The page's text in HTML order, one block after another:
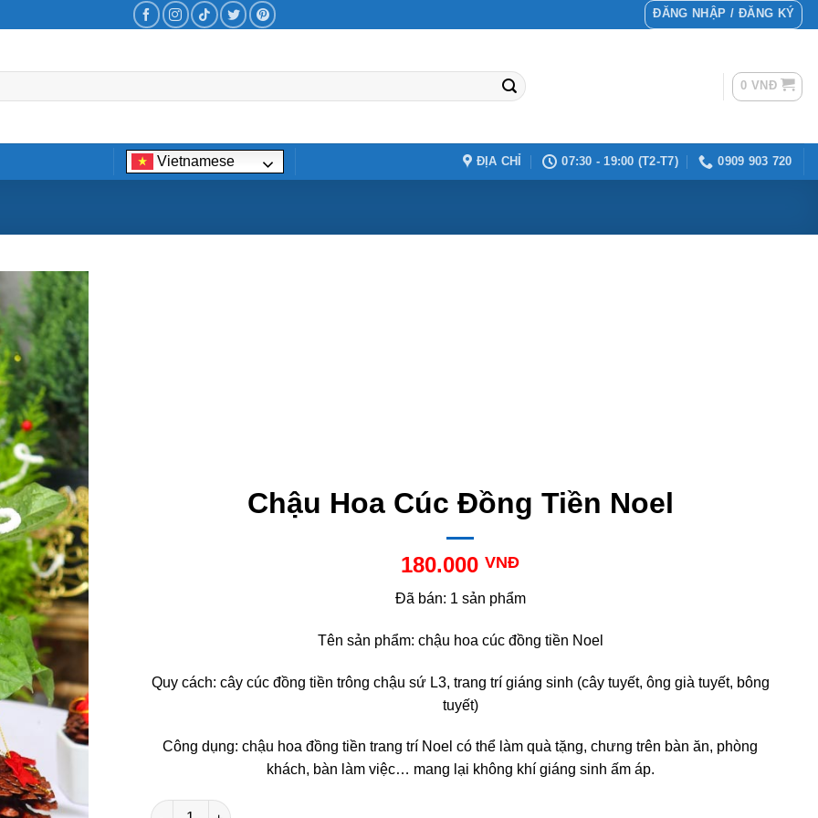
ĐĂNG NHẬP / ĐĂNG KÝ
0 VNĐ
Vietnamese ĐỊA CHỈ 07:30 - 19:00 (T2-T7) 0909 903 720
Chậu Hoa Cúc Đồng Tiền Noel
180.000 VNĐ
Đã bán: 1 sản phẩm
Tên sản phẩm: chậu hoa cúc đồng tiền Noel
Quy cách: cây cúc đồng tiền trông chậu sứ L3, trang trí giáng sinh (cây tuyết, ông già tuyết, bông
tuyết)
Công dụng: chậu hoa đồng tiền trang trí Noel có thể làm quà tặng, chưng trên bàn ăn, phòng
khách, bàn làm việc… mang lại không khí giáng sinh ấm áp.
Chậu Hoa Cúc Đồng Tiền Noel số lượng